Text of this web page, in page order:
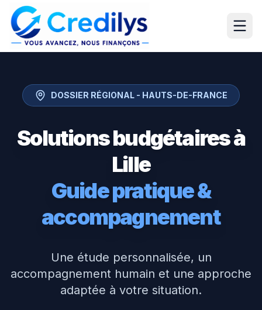
DOSSIER RÉGIONAL - HAUTS-DE-FRANCE
Solutions budgétaires à
Lille
Guide pratique &
accompagnement
Une étude personnalisée, un
accompagnement humain et une approche
adaptée à votre situation.